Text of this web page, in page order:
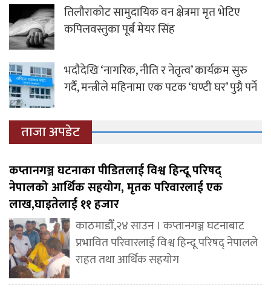
तिलौराकोट सामुदायिक वन क्षेत्रमा मृत भेटिए
कपिलवस्तुका पूर्ब मेयर सिंह
भदौदेखि ‘नागरिक, नीति र नेतृत्व’ कार्यक्रम सुरु
गर्दै, मन्त्रीले महिनामा एक पटक ‘घण्टी घर’ पुग्नै पर्ने
ताजा अपडेट
कप्तानगञ्ज घटनाका पीडितलाई विश्व हिन्दू परिषद्
नेपालको आर्थिक सहयोग, मृतक परिवारलाई एक
लाख,घाइतेलाई ११ हजार
काठमाडौँ,२४ साउन । कप्तानगञ्ज घटनाबाट
प्रभावित परिवारलाई विश्व हिन्दू परिषद् नेपालले
राहत तथा आर्थिक सहयोग